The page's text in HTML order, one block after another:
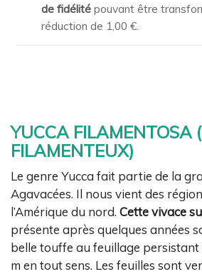
de fidélité pouvant être
réduction de 1,00 €
YUCCA FILAMENTOSA
FILAMENTEUX)
Le genre Yucca fait partie de la
Agavacées. Il nous vient des
l’Amérique du nord. Cette vivace
présente après quelques années
belle touffe au feuillage
m en tout sens. Les feuilles sont